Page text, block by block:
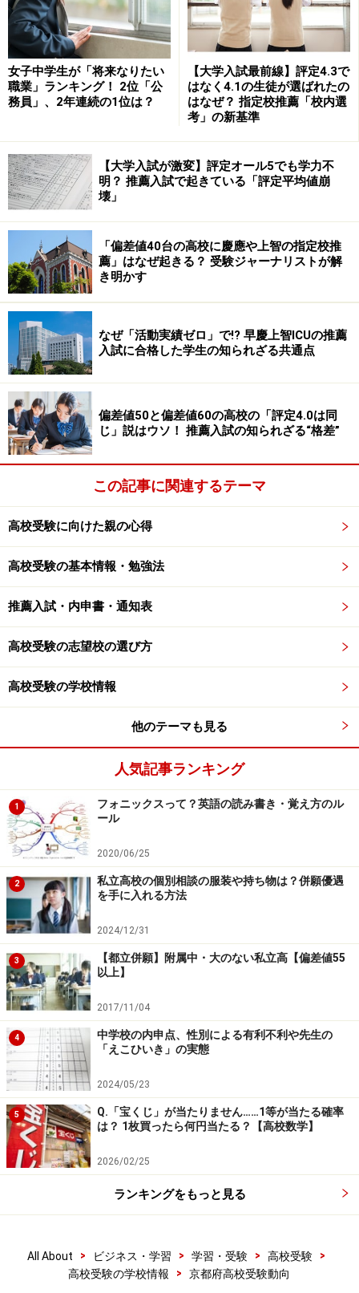
女子中学生が「将来なりたい
職業」ランキング！ 2位「公
務員」、2年連続の1位は？
【大学入試最前線】評定4.3で
はなく4.1の生徒が選ばれたの
はなぜ？ 指定校推薦「校内選
考」の新基準
【大学入試が激変】評定オール5でも学力不
明？ 推薦入試で起きている「評定平均値崩
壊」
「偏差値40台の高校に慶應や上智の指定校推
薦」はなぜ起きる？ 受験ジャーナリストが解
き明かす
なぜ「活動実績ゼロ」で!? 早慶上智ICUの推薦
入試に合格した学生の知られざる共通点
偏差値50と偏差値60の高校の「評定4.0は同
じ」説はウソ！ 推薦入試の知られざる“格差”
この記事に関連するテーマ
高校受験に向けた親の心得
高校受験の基本情報・勉強法
推薦入試・内申書・通知表
高校受験の志望校の選び方
高校受験の学校情報
他のテーマも見る
人気記事ランキング
1
フォニックスって？英語の読み書き・覚え方のル
ール
2020/06/25
2
私立高校の個別相談の服装や持ち物は？併願優遇
を手に入れる方法
2024/12/31
3
【都立併願】附属中・大のない私立高【偏差値55
以上】
2017/11/04
4
中学校の内申点、性別による有利不利や先生の
「えこひいき」の実態
2024/05/23
5
Q.「宝くじ」が当たりません……1等が当たる確率
は？ 1枚買ったら何円当たる？【高校数学】
2026/02/25
ランキングをもっと見る
All About > ビジネス・学習 > 学習・受験 > 高校受験
>
高校受験の学校情報
> 京都府高校受験動向